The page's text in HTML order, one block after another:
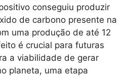
conseguiu produzir
de carbono presente na
uma produção de até 12
é crucial para futuras
a viabilidade de gerar
planeta, uma etapa